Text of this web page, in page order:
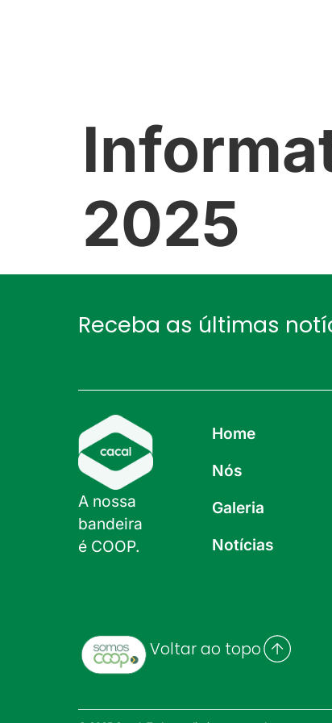
2025
Receba as últimas
A nossa
bandeira
é COOP.
Home
Nós
Galeria
Notícias
Voltar ao topo